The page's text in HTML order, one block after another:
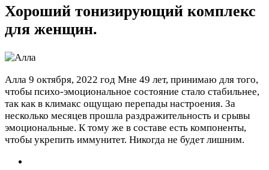
Хороший тонизирующий комплекс
для женщин.
Алла 9 октября, 2022 год Мне 49 лет, принимаю для того,
чтобы психо-эмоциональное состояние стало стабильнее,
так как в климакс ощущаю перепады настроения. За
несколько месяцев прошла раздражительность и срывы
эмоциональные. К тому же в составе есть компоненты,
чтобы укрепить иммунитет. Никогда не будет лишним.